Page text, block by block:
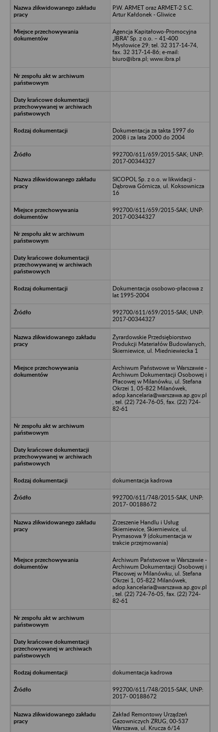
P.W. ARMET oraz ARMET-2 S.C.
Artur Kałdonek - Gliwice
Agencja Kapitałowo-Promocyjna
„IBRA” Sp. z o.o. – 41-400
Mysłowice 29; tel. 32 317-14-74,
fax. 32 317-14-86; e-mail:
biuro@ibra.pl; www.ibra.pl
Dokumentacja za takta 1997 do
2008 i za lata 2000 do 2004
992700/611/659/2015-SAK; UNP:
2017-00344327
SICOPOL Sp. z o.o. w likwidacji -
Dąbrowa Górnicza, ul. Koksownicza
16
992700/611/659/2015-SAK; UNP:
2017-00344327
Dokumentacja osobowo-płacowa z
lat 1995-2004
992700/611/659/2015-SAK; UNP:
2017-00344327
Żyrardowskie Przedsiębiorstwo
Produkcji Materiałów Budowlanych,
Skierniewice, ul. Miedniewiecka 1
Archiwum Państwowe w Warszawie -
Archiwum Dokumentacji Osobowej i
Płacowej w Milanówku, ul. Stefana
Okrzei 1, 05-822 Milanówek,
adop.kancelaria@warszawa.ap.gov.pl
, tel. (22) 724-76-05, fax. (22) 724-
82-61
dokumentacja kadrowa
992700/611/748/2015-SAK, UNP:
2017- 00188672
Zrzeszenie Handlu i Usług
Skierniewice, Skierniewice, ul.
Prymasowa 9 (dokumentacja w
trakcie przejmowania)
Archiwum Państwowe w Warszawie -
Archiwum Dokumentacji Osobowej i
Płacowej w Milanówku, ul. Stefana
Okrzei 1, 05-822 Milanówek,
adop.kancelaria@warszawa.ap.gov.pl
, tel. (22) 724-76-05, fax. (22) 724-
82-61
dokumentacja kadrowa
992700/611/748/2015-SAK, UNP:
2017- 00188672
Zakład Remontowy Urządzeń
Gazowniczych ZRUG, 00-537
Warszawa, ul. Krucza 6/14